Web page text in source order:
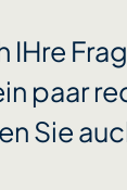
paar
Sie